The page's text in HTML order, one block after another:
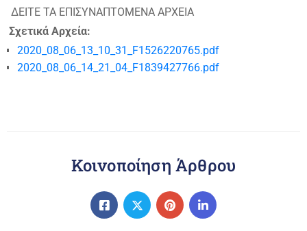
ΔΕΙΤΕ ΤΑ ΕΠΙΣΥΝΑΠΤΟΜΕΝΑ ΑΡΧΕΙΑ
Σχετικά Αρχεία:
2020_08_06_13_10_31_F1526220765.pdf
2020_08_06_14_21_04_F1839427766.pdf
Κοινοποίηση Άρθρου